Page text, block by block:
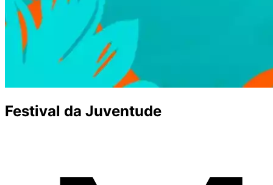
Festival da Juventude